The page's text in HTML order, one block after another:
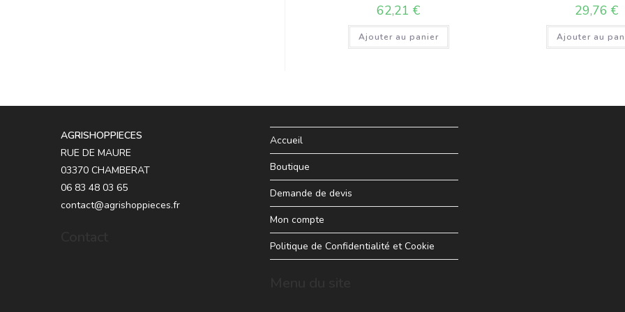
62,21€
Ajouter au panier
29,76€
Ajouter au
AGRISHOPPIECES
RUE DE MAURE
03370 CHAMBERAT
06 83 48 03 65
contact@agrishoppieces.fr
Accueil
Boutique
Demande de devis
Mon compte
Politique de Confidentialité et Cookie